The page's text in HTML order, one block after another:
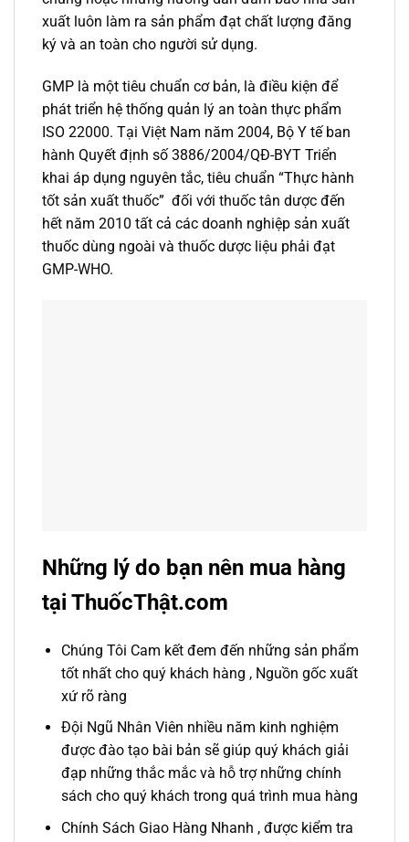
xuất luôn làm ra sản phẩm đạt chất lượng đăng
ký và an toàn cho người sử dụng.
GMP là một tiêu chuẩn cơ bản, là điều kiện để
phát triển hệ thống quản lý an toàn thực phẩm
ISO 22000. Tại Việt Nam năm 2004, Bộ Y tế ban
hành Quyết định số 3886/2004/QĐ-BYT Triển
khai áp dụng nguyên tắc, tiêu chuẩn “Thực hành
tốt sản xuất thuốc” đối với thuốc tân dược đến
hết năm 2010 tất cả các doanh nghiệp sản xuất
thuốc dùng ngoài và thuốc dược liệu phải đạt
GMP-WHO.
Những lý do bạn nên mua hàng
tại ThuốcThật.com
Chúng Tôi Cam kết đem đến những sản phẩm
tốt nhất cho quý khách hàng , Nguồn gốc xuất
xứ rõ ràng
Đội Ngũ Nhân Viên nhiều năm kinh nghiệm
được đào tạo bài bản sẽ giúp quý khách giải
đạp những thắc mắc và hỗ trợ những chính
sách cho quý khách trong quá trình mua hàng
Chính Sách Giao Hàng Nhanh , được kiểm tra